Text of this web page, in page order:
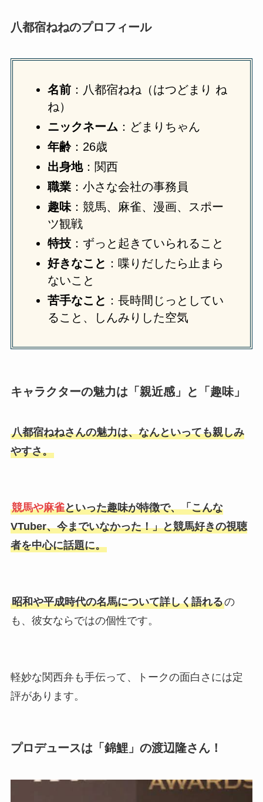
八都宿ねねのプロフィール
名前 ：八都宿ねね（はつどまり ね
ね）
ニックネーム ：どまりちゃん
年齢：26歳
出身地：関西
職業 ：小さな会社の事務員
趣味 ：競馬、麻雀、漫画、スポー
ツ観戦
特技 ：ずっと起きていられること
好きなこと ：喋りだしたら止まら
ないこと
苦手なこと ：長時間じっとしてい
ること、しんみりした空気
キャラクターの魅力は「親近感」と「趣味」
八都宿ねねさんの魅力は、なんといっても親しみ
やすさ。
競馬や麻雀といった趣味が特徴で、「こんな
VTuber、今までいなかった！」と競馬好きの視聴
者を中心に話題に。
昭和や平成時代の名馬について詳しく語れるの
も、彼女ならではの個性です。
軽妙な関西弁も手伝って、トークの面白さには定
評があります。
プロデュースは「錦鯉」の渡辺隆さん！